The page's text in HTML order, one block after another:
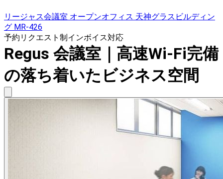
リージャス会議室 オープンオフィス 天神グラスビルディン
グ MR-426
予約リクエスト制インボイス対応
Regus 会議室｜高速Wi-Fi完備
の落ち着いたビジネス空間